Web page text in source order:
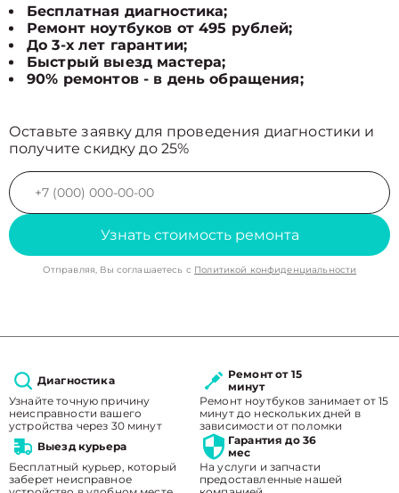
Бесплатная диагностика;
Ремонт ноутбуков от 495 рублей;
До 3-х лет гарантии;
Быстрый выезд мастера;
90% ремонтов - в день обращения;
Оставьте заявку для проведения диагностики и
получите скидку до 25%
Узнать стоимость ремонта
Отправляя, Вы соглашаетесь с Политикой конфиденциальности
Диагностика
Узнайте точную причину
неисправности вашего
устройства через 30 минут
Ремонт от 15
минут
Ремонт ноутбуков занимает от 15
минут до нескольких дней в
зависимости от поломки
Выезд курьера
Бесплатный курьер, который
заберет неисправное
Гарантия до 36
мес
На услуги и запчасти
предоставленные нашей